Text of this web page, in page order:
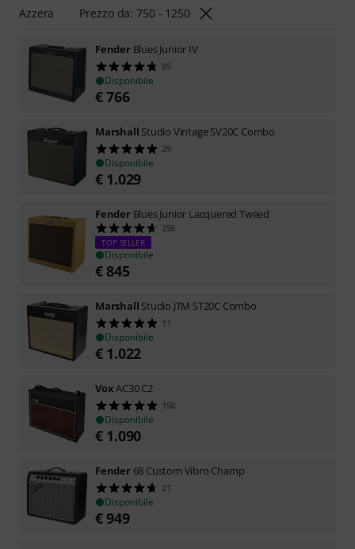
Azzera Prezzo da: 750 - 1250
Fender Blues Junior IV
85
Disponibile
€766
Marshall Studio Vintage SV20C Combo
29
Disponibile
€ 1.029
Fender Blues Junior Lacquered Tweed
256
TOP SELLER
Disponibile
€ 845
Marshall Studio JTM ST20C Combo
11
Disponibile
€ 1.022
VoxAC30 C2
150
Disponibile
€ 1.090
Fender 68 Custom Vibro Champ
21
Disponibile
€949